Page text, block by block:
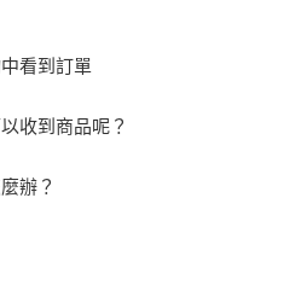
看到訂單
收到商品呢？
辦？